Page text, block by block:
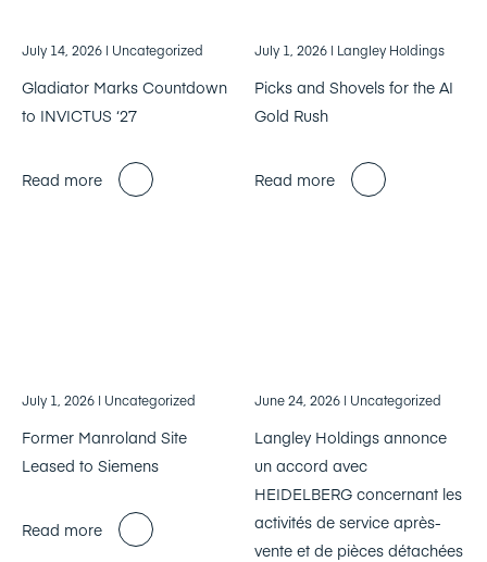
July 14, 2026 | Uncategorized
Gladiator Marks Countdown
to INVICTUS ‘27
Read more
July 1, 2026 | Langley Holdings
Picks and Shovels for the AI
Gold Rush
Read more
July 1, 2026 | Uncategorized
Former Manroland Site
Leased to Siemens
Read more
June 24, 2026 | Uncategorized
Langley Holdings annonce
un accord avec
HEIDELBERG concernant les
activités de service après-
vente et de pièces détachées